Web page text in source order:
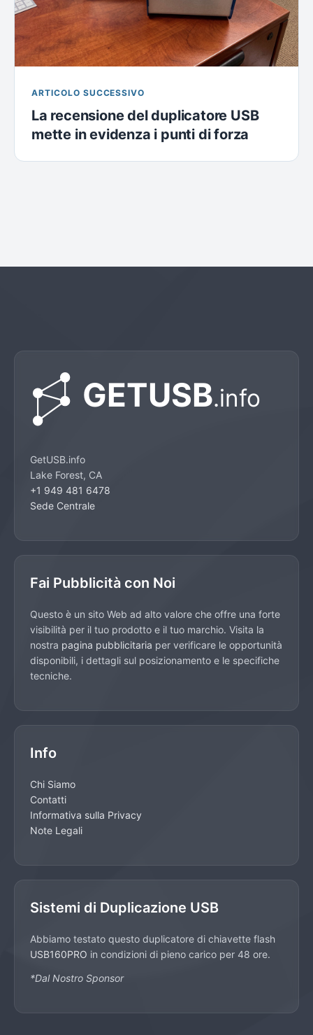
ARTICOLO SUCCESSIVO
La recensione del duplicatore USB
mette in evidenza i punti di forza
GetUSB.info
Lake Forest, CA
+1 949 481 6478
Sede Centrale
Fai Pubblicità con Noi
Questo è un sito Web ad alto valore che offre una forte
visibilità per il tuo prodotto e il tuo marchio. Visita la
nostra pagina pubblicitaria per verificare le opportunità
disponibili, i dettagli sul posizionamento e le specifiche
tecniche.
Info
Chi Siamo
Contatti
Informativa sulla Privacy
Note Legali
Sistemi di Duplicazione USB
Abbiamo testato questo duplicatore di chiavette flash
USB160PRO in condizioni di pieno carico per 48 ore.
*Dal Nostro Sponsor